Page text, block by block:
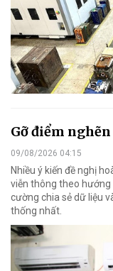
Gỡ điểm
09/08/2026 04:15
Nhiều ý kiến đề nghị
viễn thông theo
cường chia sẻ dữ liệu
thống nhất.